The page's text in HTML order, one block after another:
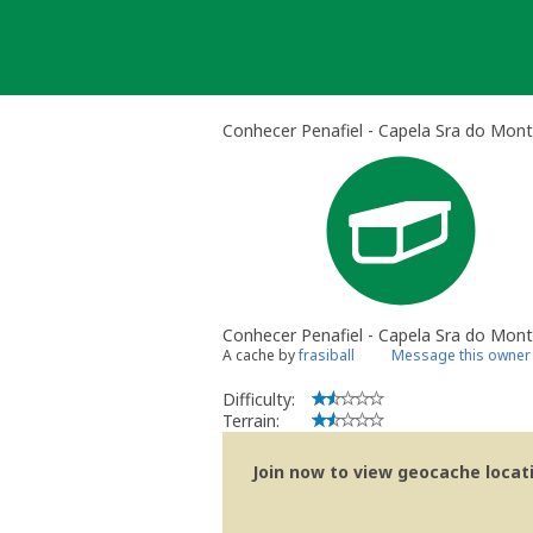
Conhecer Penafiel - Capela Sra do
Conhecer Penafiel - Capela Sra do
A cache byfrasiball Message this owner
Difficulty:
Terrain:
Join now to view geocache